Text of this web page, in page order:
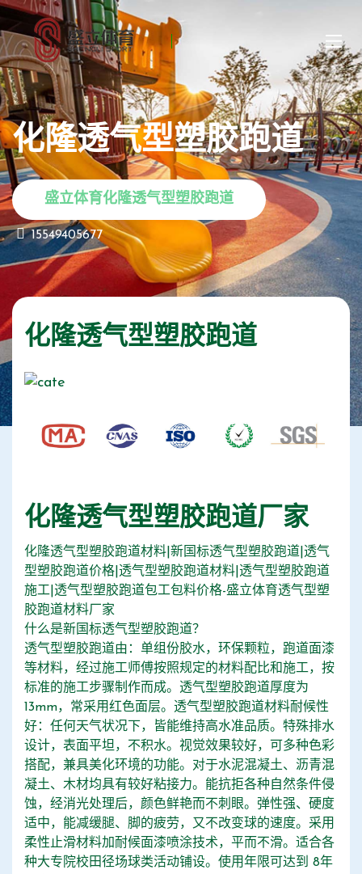
化隆透气型塑胶跑道
盛立体育化隆透气型塑胶跑道
15549405677
化隆透气型塑胶跑道
化隆透气型塑胶跑道厂家
化隆透气型塑胶跑道材料|新国标透气型塑胶跑道|透气
型塑胶跑道价格|透气型塑胶跑道材料|透气型塑胶跑道
施工|透气型塑胶跑道包工包料价格-盛立体育透气型塑
胶跑道材料厂家
什么是新国标透气型塑胶跑道？
透气型塑胶跑道由：单组份胶水，环保颗粒，跑道面漆
等材料，经过施工师傅按照规定的材料配比和施工，按
标准的施工步骤制作而成。透气型塑胶跑道厚度为
13mm，常采用红色面层。透气型塑胶跑道材料耐候性
好：任何天气状况下，皆能维持高水准品质。特殊排水
设计，表面平坦，不积水。视觉效果较好，可多种色彩
搭配，兼具美化环境的功能。对于水泥混凝土、沥青混
凝土、木材均具有较好粘接力。能抗拒各种自然条件侵
蚀，经消光处理后，颜色鲜艳而不刺眼。弹性强、硬度
适中，能减缓腿、脚的疲劳，又不改变球的速度。采用
柔性止滑材料加耐候面漆喷涂技术，平而不滑。适合各
种大专院校田径场球类活动铺设。使用年限可达到 8年